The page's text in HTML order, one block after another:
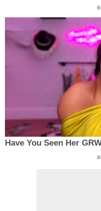
Have You Seen Her